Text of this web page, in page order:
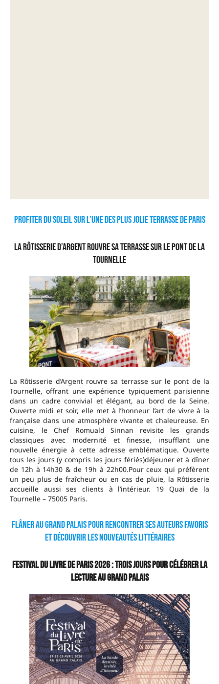
Profiter du soleil sur l’une des plus jolie terrasse de Paris
La Rôtisserie d’Argent rouvre sa terrasse sur le pont de la
Tournelle
La Rôtisserie d’Argent rouvre sa terrasse sur le pont de la
Tournelle, offrant une expérience typiquement parisienne
dans un cadre convivial et élégant, au bord de la Seine.
Ouverte midi et soir, elle met à l’honneur l’art de vivre à la
française dans une atmosphère vivante et chaleureuse. En
cuisine, le Chef Romuald Sinnan revisite les grands
classiques avec modernité et finesse, insufflant une
nouvelle énergie à cette adresse emblématique. Ouverte
tous les jours (y compris les jours fériés)déjeuner et à dîner
de 12h à 14h30 & de 19h à 22h00.Pour ceux qui préfèrent
un peu plus de fraîcheur ou en cas de pluie, la Rôtisserie
accueille aussi ses clients à l’intérieur. 19 Quai de la
Tournelle – 75005 Paris.
Flâner au Grand Palais pour rencontrer ses auteurs favoris
et découvrir les nouveautés littéraires
Festival du Livre de Paris 2026 : trois jours pour célébrer la
lecture au Grand Palais